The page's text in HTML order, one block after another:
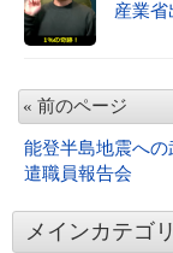
産業省
« 前のページ
能登半島地震への
遣職員報告会
メインカテゴリ